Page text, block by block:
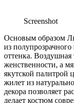
Screenshot
Основым образом
из
оттенка. Воздушная
женственности, а
якутской палитрой
жилет из
декора позволяет
делает костюм